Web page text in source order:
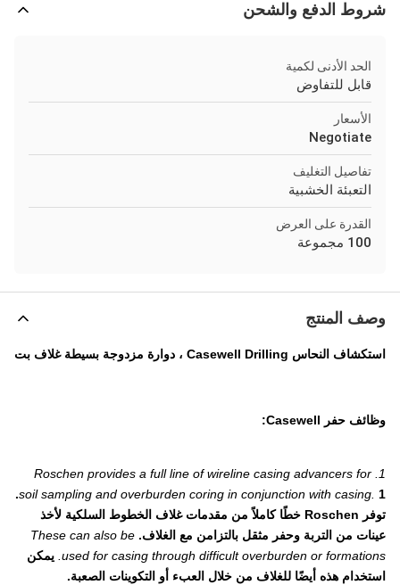
شروط الدفع والشحن
الحد الأدنى لكمية
قابل للتفاوض
الأسعار
Negotiate
تفاصيل التغليف
التعبئة الخشبية
القدرة على العرض
100 مجموعة
وصف المنتج
استكشاف النحاس Casewell Drilling ، دوارة مزدوجة بسيطة غلاف بت
وظائف حفر Casewell:
1. Roschen provides a full line of wireline casing advancers for
soil sampling and overburden coring in conjunction with casing.
1.
توفر Roschen خطًا كاملاً من مقدمات غلاف الخطوط السلكية لأخذ
عينات من التربة وحفر مثقل بالتزامن مع الغلاف. These can also be
used for casing through difficult overburden or formations. يمكن
استخدام هذه أيضًا للغلاف من خلال العبء أو التكوينات الصعبة.